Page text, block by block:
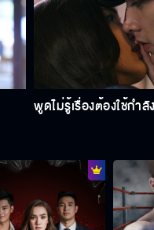
พูดไม่รู้เรื่องต้องใช้กำลัง